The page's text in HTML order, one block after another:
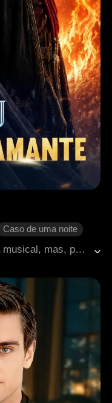
Caso de uma noite
Vésper era uma talentosa artista musical, mas, por amor, sacrificou sua carreira para se casar com Julian, o nobre filho do duque. Porém, Julian mantinha uma amante e estava disposto a deixá-la. Em uma noite de angústia, Vésper se embriagou e acabou dormindo com um homem desconhecido, que, por acaso, era o poderoso e perigoso primo de Julian, Damon. Damon ansiava por tê-la, e ela queria fazer Julian pagar. Seus destinos se cruzaram, e uma tempestade estava prestes a abalar o reino.